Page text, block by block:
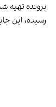
پرونده تهیه
رسیده، این